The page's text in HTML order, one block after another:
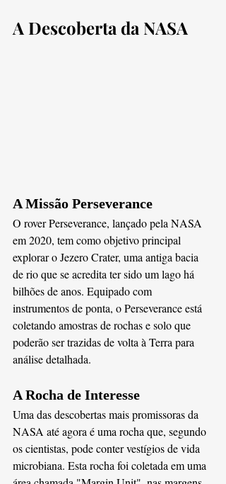
A Descoberta da NASA
A Missão Perseverance
O rover Perseverance, lançado pela NASA
em 2020, tem como objetivo principal
explorar o Jezero Crater, uma antiga bacia
de rio que se acredita ter sido um lago há
bilhões de anos. Equipado com
instrumentos de ponta, o Perseverance está
coletando amostras de rochas e solo que
poderão ser trazidas de volta à Terra para
análise detalhada​.
A Rocha de Interesse
Uma das descobertas mais promissoras da
NASA até agora é uma rocha que, segundo
os cientistas, pode conter vestígios de vida
microbiana. Esta rocha foi coletada em uma